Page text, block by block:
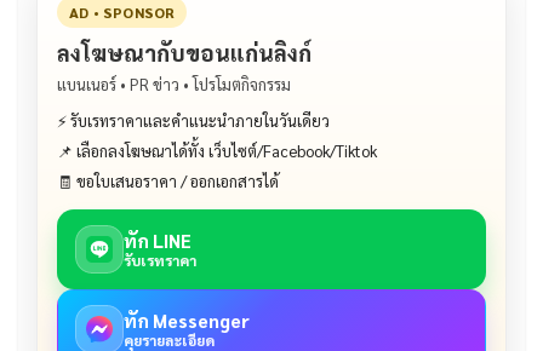
AD • SPONSOR
ลงโฆษณากับขอนแก่นลิงก์
แบนเนอร์ • PR ข่าว • โปรโมตกิจกรรม
⚡ รับเรทราคาและคำแนะนำภายในวันเดียว
📌 เลือกลงโฆษณาได้ทั้ง เว็บไซต์/Facebook/Tiktok
🧾 ขอใบเสนอราคา / ออกเอกสารได้
ทัก LINE
รับเรทราคา
ทัก Messenger
คุยรายละเอียด